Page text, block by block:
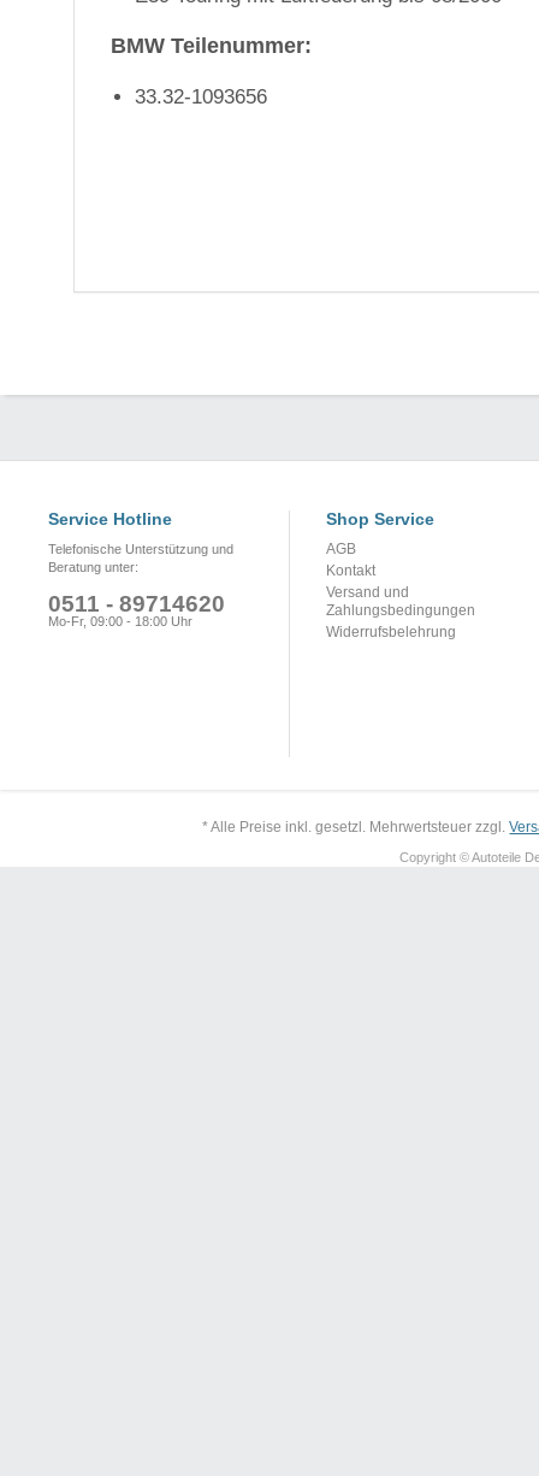
BMW Teilenummer:
33.32-1093656
Service Hotline
Telefonische Unterstützung und
Beratung unter:
0511 - 89714620
Mo-Fr, 09:00 - 18:00 Uhr
Shop Service
AGB
Kontakt
Versand und
Zahlungsbedingungen
Widerrufsbelehrung
* Alle Preise inkl. gesetzl. Mehrwertsteuer zzgl.
Copyright © Autoteile